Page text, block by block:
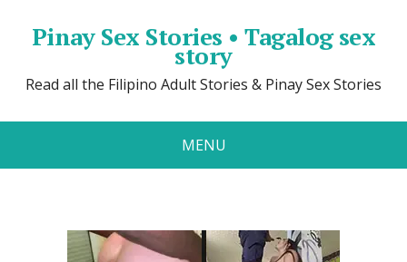
Pinay Sex Stories • Tagalog sex
story
Read all the Filipino Adult Stories & Pinay Sex Stories
MENU